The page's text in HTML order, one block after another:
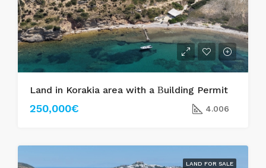
Land in Korakia area with a Βuilding Permit
250,000€ 4.006
LAND FOR SALE